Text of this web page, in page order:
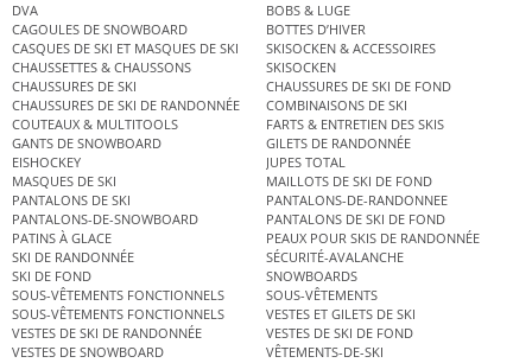
DVA
BOBS & LUGE
CAGOULES DE SNOWBOARD
BOTTES D’HIVER
CASQUES DE SKI ET MASQUES DE SKI
SKISOCKEN & ACCESSOIRES
CHAUSSETTES & CHAUSSONS
SKISOCKEN
CHAUSSURES DE SKI
CHAUSSURES DE SKI DE FOND
CHAUSSURES DE SKI DE RANDONNÉE
COMBINAISONS DE SKI
COUTEAUX & MULTITOOLS
FARTS & ENTRETIEN DES SKIS
GANTS DE SNOWBOARD
GILETS DE RANDONNÉE
EISHOCKEY
JUPES TOTAL
MASQUES DE SKI
MAILLOTS DE SKI DE FOND
PANTALONS DE SKI
PANTALONS-DE-RANDONNEE
PANTALONS-DE-SNOWBOARD
PANTALONS DE SKI DE FOND
PATINS À GLACE
PEAUX POUR SKIS DE RANDONNÉE
SKI DE RANDONNÉE
SÉCURITÉ-AVALANCHE
SKI DE FOND
SNOWBOARDS
SOUS-VÊTEMENTS FONCTIONNELS
SOUS-VÊTEMENTS
SOUS-VÊTEMENTS FONCTIONNELS
VESTES ET GILETS DE SKI
VESTES DE SKI DE RANDONNÉE
VESTES DE SKI DE FOND
VESTES DE SNOWBOARD
VÊTEMENTS-DE-SKI